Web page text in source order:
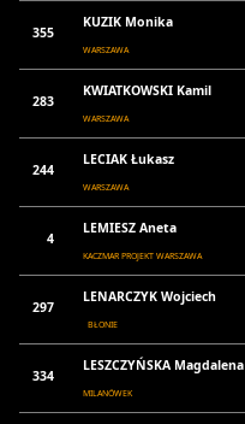
355
KUZIK Monika
WARSZAWA
283
KWIATKOWSKI Kamil
WARSZAWA
244
LECIAK Łukasz
WARSZAWA
4
LEMIESZ Aneta
KACZMAR PROJEKT WARSZAWA
297
LENARCZYK Wojciech
BŁONIE
334
LESZCZYŃSKA Magdalena
MILANÓWEK